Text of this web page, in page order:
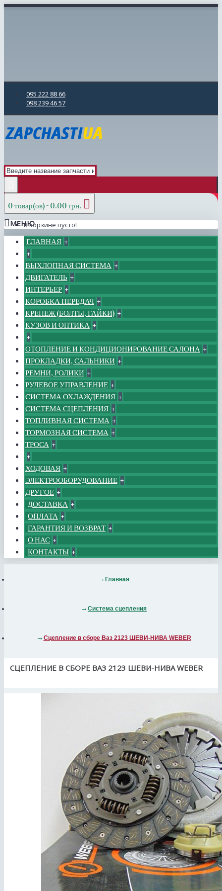
095 222 88 66
098 239 46 57
0 товар(ов) - 0.00 грн.
В корзине пусто!
МЕНЮ
ГЛАВНАЯ +
+
ВЫХЛОПНАЯ СИСТЕМА +
ДВИГАТЕЛЬ +
ИНТЕРЬЕР +
КОРОБКА ПЕРЕДАЧ +
КРЕПЕЖ (БОЛТЫ, ГАЙКИ) +
КУЗОВ И ОПТИКА +
+
ОТОПЛЕНИЕ И КОНДИЦИОНИРОВАНИЕ САЛОНА +
ПРОКЛАДКИ, САЛЬНИКИ +
РЕМНИ, РОЛИКИ +
РУЛЕВОЕ УПРАВЛЕНИЕ +
СИСТЕМА ОХЛАЖДЕНИЯ +
СИСТЕМА СЦЕПЛЕНИЯ +
ТОПЛИВНАЯ СИСТЕМА +
ТОРМОЗНАЯ СИСТЕМА +
ТРОСА +
+
ХОДОВАЯ +
ЭЛЕКТРООБОРУДОВАНИЕ +
ДРУГОЕ +
ДОСТАВКА +
ОПЛАТА +
ГАРАНТИЯ И ВОЗВРАТ +
О НАС +
КОНТАКТЫ +
Главная
Система сцепления
Сцепление в сборе Ваз 2123 ШЕВИ-НИВА WEBER
СЦЕПЛЕНИЕ В СБОРЕ ВАЗ 2123 ШЕВИ-НИВА WEBER